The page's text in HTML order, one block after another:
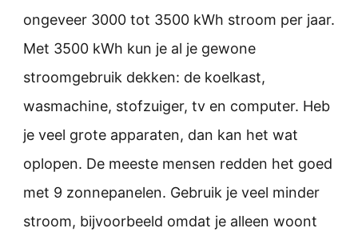
ongeveer 3000 tot 3500 kWh stroom per jaar.
Met 3500 kWh kun je al je gewone
stroomgebruik dekken: de koelkast,
wasmachine, stofzuiger, tv en computer. Heb
je veel grote apparaten, dan kan het wat
oplopen. De meeste mensen redden het goed
met 9 zonnepanelen. Gebruik je veel minder
stroom, bijvoorbeeld omdat je alleen woont